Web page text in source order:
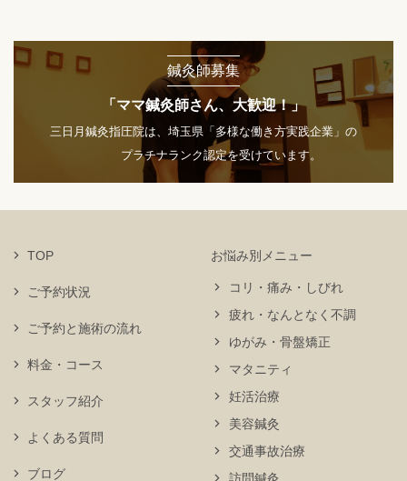
鍼灸師募集
「ママ鍼灸師さん、大歓迎！」
三日月鍼灸指圧院は、埼玉県「多様な働き方実践企業」の
プラチナランク認定を受けています。
TOP
ご予約状況
お悩み別メニュー
コリ・痛み・しびれ
疲れ・なんとなく不調
ゆがみ・骨盤矯正
マタニティ
妊活治療
美容鍼灸
交通事故治療
訪問鍼灸
ご予約と施術の流れ
料金・コース
スタッフ紹介
よくある質問
ブログ